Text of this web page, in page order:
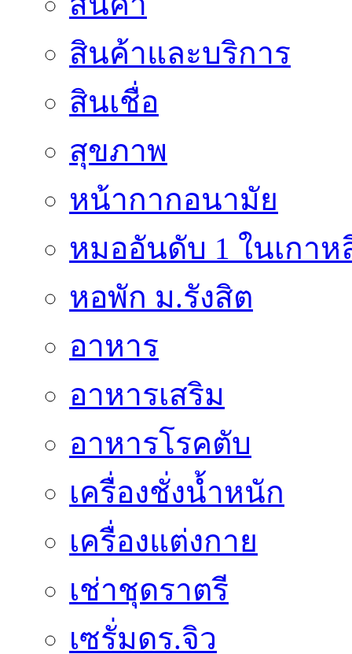
สินค้าและบริการ
สินเชื่อ
สุขภาพ
หน้ากากอนามัย
หมออันดับ 1 ในเกาห
หอพัก ม.รังสิต
อาหาร
อาหารเสริม
อาหารโรคตับ
เครื่องชั่งน้ำหนัก
เครื่องแต่งกาย
เช่าชุดราตรี
เซรั่มดร.จิว